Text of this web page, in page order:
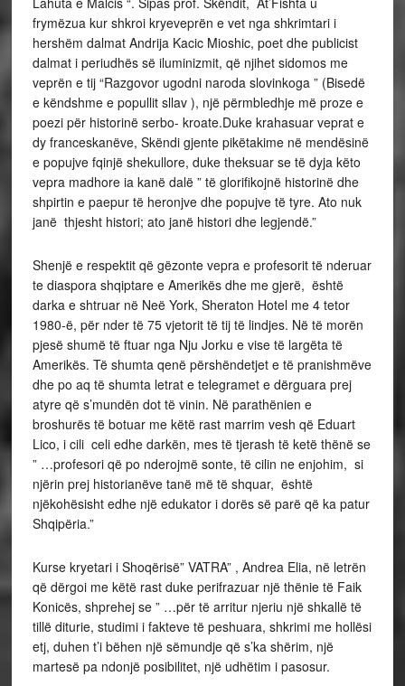
frymëzua kur shkroi kryeveprën e vet nga shkrimtari i
hershëm dalmat Andrija Kacic Mioshic, poet dhe publicist
dalmat i periudhës së iluminizmit, që njihet sidomos me
veprën e tij “Razgovor ugodni naroda slovinkoga ” (Bisedë
e këndshme e popullit sllav ), një përmbledhje më proze e
poezi për historinë serbo- kroate.Duke krahasuar veprat e
dy franceskanëve, Skëndi gjente pikëtakime në mendësinë
e popujve fqinjë shekullore, duke theksuar se të dyja këto
vepra madhore ia kanë dalë ” të glorifikojnë historinë dhe
shpirtin e paepur të heronjve dhe popujve të tyre. Ato nuk
janë thjesht histori; ato janë histori dhe legjendë.”
Shenjë e respektit që gëzonte vepra e profesorit të nderuar
te diaspora shqiptare e Amerikës dhe me gjerë, është
darka e shtruar në Neë York, Sheraton Hotel me 4 tetor
1980-ë, për nder të 75 vjetorit të tij të lindjes. Në të morën
pjesë shumë të ftuar nga Nju Jorku e vise të largëta të
Amerikës. Të shumta qenë përshëndetjet e të pranishmëve
dhe po aq të shumta letrat e telegramet e dërguara prej
atyre që s’mundën dot të vinin. Në parathënien e
broshurës të botuar me këtë rast marrim vesh që Eduart
Lico, i cili celi edhe darkën, mes të tjerash të ketë thënë se
” …profesori që po nderojmë sonte, të cilin ne enjohim, si
njërin prej historianëve tanë më të shquar, është
njëkohësisht edhe një edukator i dorës së parë që ka patur
Shqipëria.”
Kurse kryetari i Shoqërisë” VATRA” , Andrea Elia, në letrën
që dërgoi me këtë rast duke perifrazuar një thënie të Faik
Konicës, shprehej se ” …për të arritur njeriu një shkallë të
tillë diturie, studimi i fakteve të peshuara, shkrimi me hollësi
etj, duhen t’i bëhen një sëmundje që s’ka shërim, një
martesë pa ndonjë posibilitet, një udhëtim i pasosur.